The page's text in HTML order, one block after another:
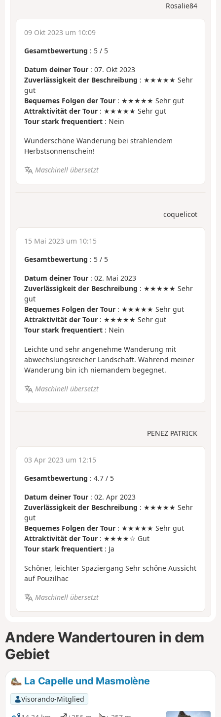
Rosalie84
09 Okt 2023 um 10:09
Gesamtbewertung : 5 / 5
Datum deiner Tour : 07. Okt 2023
Zuverlässigkeit der Beschreibung : ★★★★★ Sehr
gut
Bequemes Folgen der Tour : ★★★★★ Sehr gut
Attraktivität der Tour : ★★★★★ Sehr gut
Tour stark frequentiert : Nein
Wunderschöne Wanderung bei strahlendem
Herbstsonnenschein!
Maschinell übersetzt
coquelicot
15 Mai 2023 um 10:15
Gesamtbewertung : 5 / 5
Datum deiner Tour : 02. Mai 2023
Zuverlässigkeit der Beschreibung : ★★★★★ Sehr
gut
Bequemes Folgen der Tour : ★★★★★ Sehr gut
Attraktivität der Tour : ★★★★★ Sehr gut
Tour stark frequentiert : Nein
Leichte und sehr angenehme Wanderung mit
abwechslungsreicher Landschaft. Während meiner
Wanderung bin ich niemandem begegnet.
Maschinell übersetzt
PENEZ PATRICK
03 Apr 2023 um 12:15
Gesamtbewertung : 4.7 / 5
Datum deiner Tour : 02. Apr 2023
Zuverlässigkeit der Beschreibung : ★★★★★ Sehr
gut
Bequemes Folgen der Tour : ★★★★★ Sehr gut
Attraktivität der Tour : ★★★★☆ Gut
Tour stark frequentiert : Ja
Schöner, leichter Spaziergang Sehr schöne Aussicht
auf Pouzilhac
Maschinell übersetzt
Andere Wandertouren in dem
Gebiet
La Capelle und Masmolène
Visorando-Mitglied